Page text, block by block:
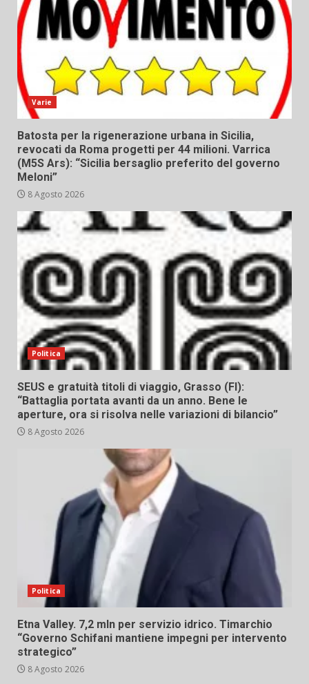
Varie
Batosta per la rigenerazione urbana in Sicilia,
revocati da Roma progetti per 44 milioni. Varrica
(M5S Ars): “Sicilia bersaglio preferito del governo
Meloni”
8 Agosto 2026
Politica
SEUS e gratuità titoli di viaggio, Grasso (FI):
“Battaglia portata avanti da un anno. Bene le
aperture, ora si risolva nelle variazioni di bilancio”
8 Agosto 2026
Politica
Etna Valley. 7,2 mln per servizio idrico. Timarchio
“Governo Schifani mantiene impegni per intervento
strategico”
8 Agosto 2026